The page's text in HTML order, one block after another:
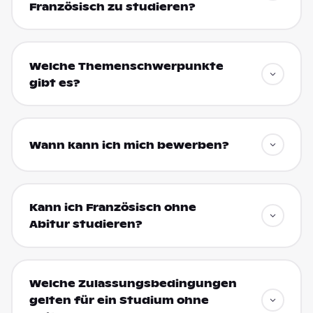
Französisch zu studieren?
Welche Themenschwerpunkte
gibt es?
Wann kann ich mich bewerben?
Kann ich Französisch ohne
Abitur studieren?
Welche Zulassungsbedingungen
gelten für ein Studium ohne